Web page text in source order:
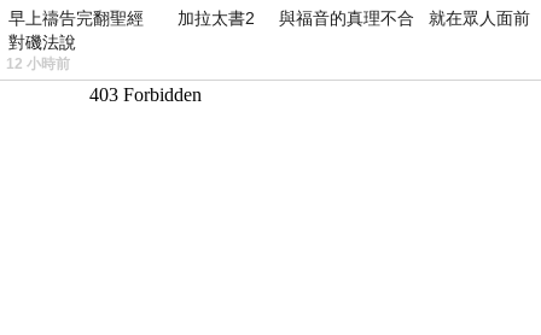
早上禱告完翻聖經 加拉太書2 與福音的真理不合 就在眾人面前
對磯法說
12 小時前